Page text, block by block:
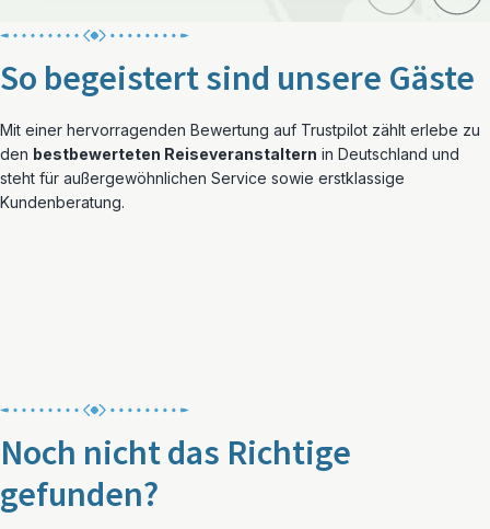
So begeistert sind unsere Gäste
Mit einer hervorragenden Bewertung auf Trustpilot zählt erlebe zu
den bestbewerteten Reiseveranstaltern in Deutschland und
steht für außergewöhnlichen Service sowie erstklassige
Kundenberatung.
Noch nicht das Richtige
gefunden?